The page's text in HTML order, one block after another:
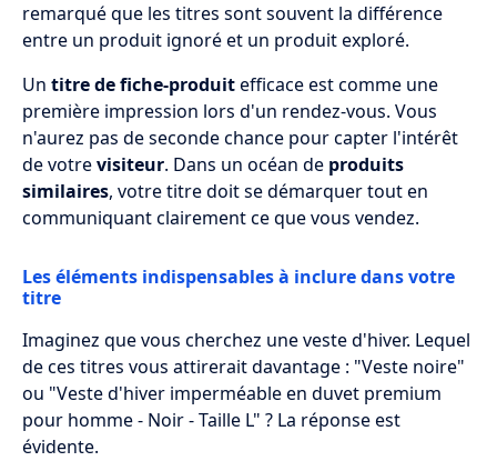
remarqué que les titres sont souvent la différence
entre un produit ignoré et un produit exploré.
Un titre de fiche-produitefficace est comme une
première impression lors d'un rendez-vous. Vous
n'aurez pas de seconde chance pour capter l'intérêt
de votrevisiteur. Dans un océan de produits
similaires, votre titre doit se démarquer tout en
communiquant clairement ce que vous vendez.
Les éléments indispensables à inclure dans votre
titre
Imaginez que vous cherchez une veste d'hiver. Lequel
de ces titres vous attirerait davantage : "Veste noire"
ou "Veste d'hiver imperméable en duvet premium
pour homme - Noir - Taille L" ? La réponse est
évidente.